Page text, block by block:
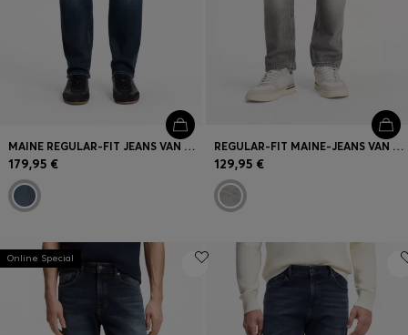
MAINE REGULAR-FIT JEANS VAN DONKERBLAUWE STRETCHKATOEN
179,95 €
REGULAR-FIT MAINE-JEANS VAN COMFORTABEL GRIJS STRETCHDENIM
129,95 €
Online Special